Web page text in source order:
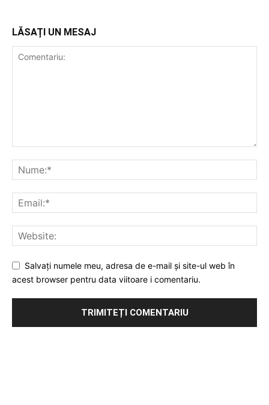
LĂSAȚI UN MESAJ
Salvați numele meu, adresa de e-mail și site-ul web în
acest browser pentru data viitoare i comentariu.